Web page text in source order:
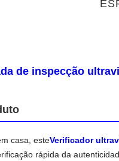
de inspecção
casa, esteVerificador
rápida da